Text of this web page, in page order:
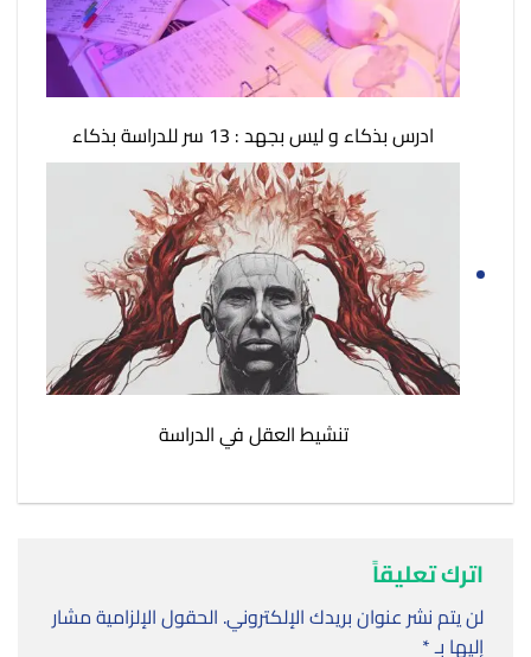
ادرس بذكاء و ليس بجهد : 13 سر للدراسة بذكاء
تنشيط العقل في الدراسة
اترك تعليقاً
لن يتم نشر عنوان بريدك الإلكتروني. الحقول الإلزامية مشار
إليها بـ*